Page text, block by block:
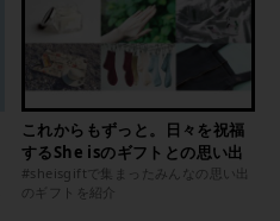
これからもずっと。日々を祝福
するShe isのギフトとの思い出
#sheisgiftで集まったみんなの思い出
のギフトを紹介